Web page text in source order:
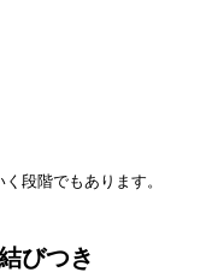
段階でもあります。
びつき